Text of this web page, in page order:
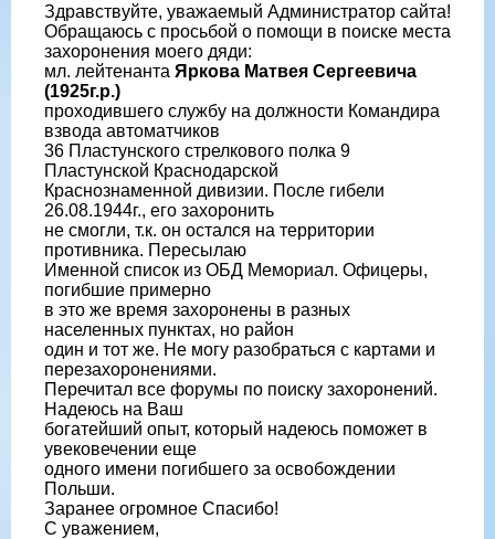
Здравствуйте, уважаемый Администратор сайта!
Обращаюсь с просьбой о помощи в поиске места
захоронения моего дяди:
мл. лейтенанта Яркова Матвея Сергеевича
(1925г.р.)
проходившего службу на должности Командира
взвода автоматчиков
36 Пластунского стрелкового полка 9
Пластунской Краснодарской
Краснознаменной дивизии. После гибели
26.08.1944г., его захоронить
не смогли, т.к. он остался на территории
противника. Пересылаю
Именной список из ОБД Мемориал. Офицеры,
погибшие примерно
в это же время захоронены в разных
населенных пунктах, но район
один и тот же. Не могу разобраться с картами и
перезахоронениями.
Перечитал все форумы по поиску захоронений.
Надеюсь на Ваш
богатейший опыт, который надеюсь поможет в
увековечении еще
одного имени погибшего за освобождении
Польши.
Заранее огромное Спасибо!
С уважением,